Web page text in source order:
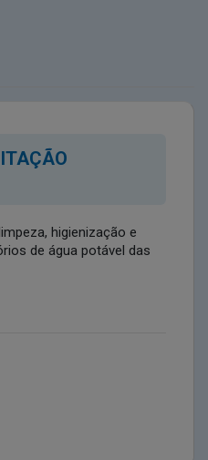
higienização e
de água potável das